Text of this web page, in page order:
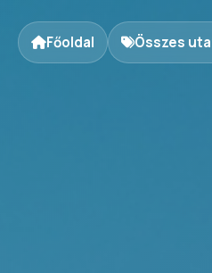
Főoldal Összes